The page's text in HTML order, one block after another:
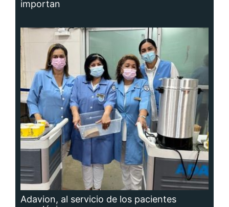
Adavion, al servicio de los pacientes
oncológicos